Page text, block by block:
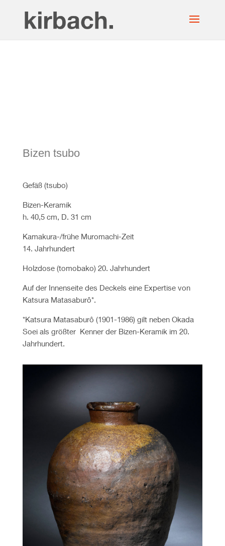
Bizen tsubo
Gefäß (tsubo)
Bizen-Keramik
h. 40,5 cm, D. 31 cm
Kamakura-/frühe Muromachi-Zeit
14. Jahrhundert
Holzdose (tomobako) 20. Jahrhundert
Auf der Innenseite des Deckels eine Expertise von
Katsura Matasaburô*.
*Katsura Matasaburô (1901-1986) gilt neben Okada
Soei als größter Kenner der Bizen-Keramik im 20.
Jahrhundert.